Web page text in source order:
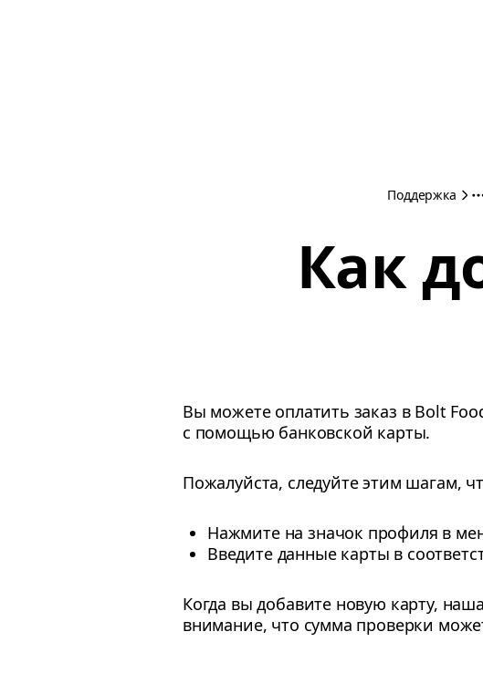
Поддержка
Как
Вы можете оплатить заказ в Bolt
с помощью банковской карты.
Пожалуйста, следуйте этим шагам,
Нажмите на значок профиля в
Введите данные карты в
Когда вы добавите новую карту,
внимание, что сумма проверки